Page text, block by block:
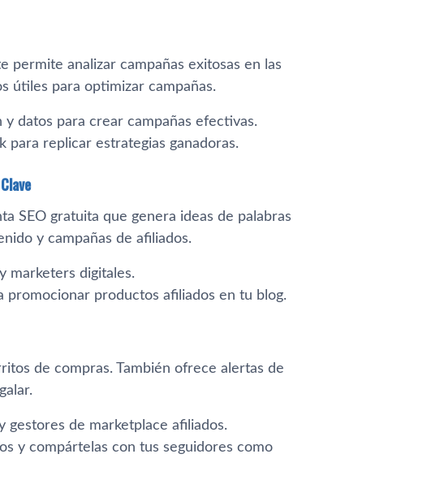
analizar campañas exitosas en las
útiles para optimizar campañas.
y datos para crear campañas efectivas.
para replicar estrategias ganadoras.
SEO gratuita que genera ideas de palabras
y campañas de afiliados.
marketers digitales.
promocionar productos afiliados en tu blog.
de compras. También ofrece alertas de
gestores de marketplace afiliados.
y compártelas con tus seguidores como